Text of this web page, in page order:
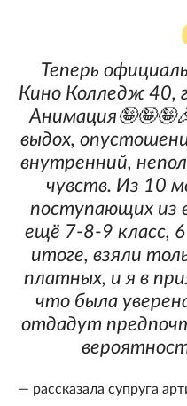
Теперь
Кино Колледж 40,
выдох,
внутренний,
чувств. Из 10
поступающих из
ещё 7-8-9 класс,
итоге, взяли
платных, и я в
что была
отдадут
— рассказала супруга